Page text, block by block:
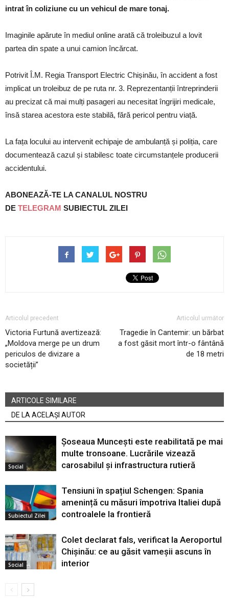
intrat în coliziune cu un vehicul de mare tonaj.
Imaginile apărute în mediul online arată că troleibuzul a lovit
partea din spate a unui camion încărcat.
Potrivit Î.M. Regia Transport Electric Chișinău, în accident a fost
implicat un troleibuz de pe ruta nr. 3. Reprezentanții întreprinderii
au precizat că mai mulți pasageri au necesitat îngrijiri medicale,
însă starea acestora este stabilă, fără pericol pentru viață.
La fața locului au intervenit echipaje de ambulanță și poliția, care
documentează cazul și stabilesc toate circumstanțele producerii
accidentului.
ABONEAZĂ-TE LA CANALUL NOSTRU
DE TELEGRAM SUBIECTUL ZILEI
Articolul precedent
Victoria Furtună avertizează:
„Moldova merge pe un drum
periculos de divizare a
societății”
Articolul următor
Tragedie în Cantemir: un bărbat
a fost găsit mort într-o fântână
de 18 metri
ARTICOLE SIMILARE
DE LA ACELAȘI AUTOR
Social
Șoseaua Muncești este reabilitată pe mai
multe tronsoane. Lucrările vizează
carosabilul și infrastructura rutieră
Subiectul Zilei
Tensiuni în spațiul Schengen: Spania
amenință cu măsuri împotriva Italiei după
controalele la frontieră
Social
Colet declarat fals, verificat la Aeroportul
Chișinău: ce au găsit vameșii ascuns în
interior